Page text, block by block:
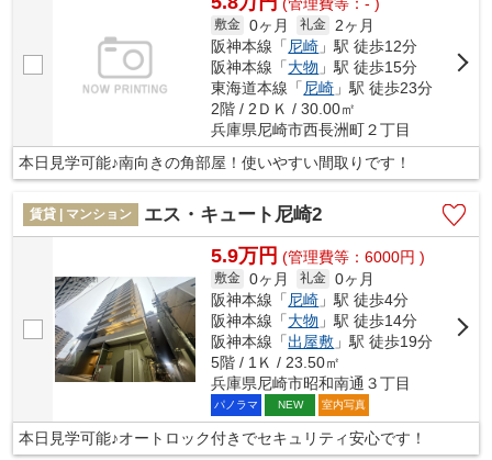
敷金 0ヶ月 礼金
2ヶ月
阪神本線「 尼崎 」駅 徒歩12分
阪神本線「大物 」駅 徒歩15分
東海道本線「 尼崎 」駅 徒歩23分
2階 / 2ＤＫ / 30.00㎡
兵庫県尼崎市西長洲町２丁目
本日見学可能♪南向きの角部屋！使いやすい間取りです！
賃貸 | マンション エス・キュート尼崎2
5.9万円 (管理費等：6000円 )
敷金 0ヶ月 礼金 0ヶ月
阪神本線「 尼崎 」駅 徒歩4分
阪神本線「大物 」駅 徒歩14分
阪神本線「出屋敷 」駅 徒歩19分
5階 / 1Ｋ / 23.50㎡
兵庫県尼崎市昭和南通３丁目
パノラマ NEW 室内写真
本日見学可能♪オートロック付きでセキュリティ安心です！